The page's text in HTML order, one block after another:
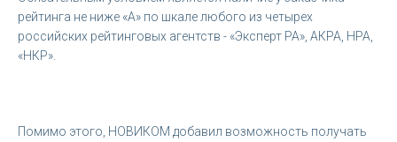
рейтинга не ниже «А» по шкале любого из четырех
российских рейтинговых агентств - «Эксперт РА», АКРА, НРА,
«НКР».
Помимо этого, НОВИКОМ добавил возможность получать